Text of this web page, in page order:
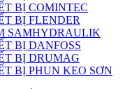
BỊ COMINTEC
BỊ FLENDER
SAMHYDRAULIK
BỊ DANFOSS
BỊ DRUMAG
BỊ PHUN KEO SƠN